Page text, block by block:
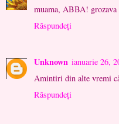
muama, ABBA! grozava
Răspundeți
Unknown ianuarie 26,
Amintiri din alte vremi
Răspundeți